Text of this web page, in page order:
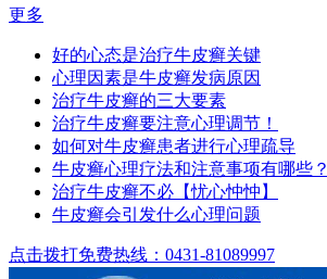
更多
好的心态是治疗牛皮癣关键
心理因素是牛皮癣发病原因
治疗牛皮癣的三大要素
治疗牛皮癣要注意心理调节！
如何对牛皮癣患者进行心理疏导
牛皮癣心理疗法和注意事项有哪些？
治疗牛皮癣不必【忧心忡忡】
牛皮癣会引发什么心理问题
点击拨打免费热线：0431-81089997